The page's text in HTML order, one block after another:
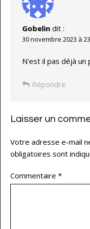
Gobelin dit :
30 novembre 2023 à
N’est il pas déjà un
Répondre
Laisser un
Votre adresse e-mail
obligatoires sont
Commentaire *